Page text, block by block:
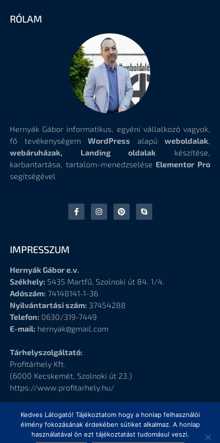
RÓLAM
Hernyák Gábor informatikus, egyéni vállalkozó vagyok,
fő tevékenységem WordPress alapú weboldalak,
webáruházak, Landing oldalak készítése,
karbantartása, tartalom-menedzselése Elementor Pro
segítségével
IMPRESSZUM
Hernyák Gábor e.v.
Székhely: 5435 Martfű, Szolnoki út 84. 1/4.
Adószám: 74148141-1-36
Nyilvántartási szám: 37454288
Telefon: 0630/319-7449
E-mail: hernyak@gmail.com
Tárhelyszolgáltató:
Profitárhely Kft.
(6000 Kecskemét, Szolnoki út 23.)
https://www.profitarhely.hu/
© Hernyák Gábor e.v.
Kedves Látogató! Tájékoztatom hogy a honlap felhasználói
élmény fokozásának érdekében sütiket alkalmaz. A honlap
használatával ön ezt tájékoztatást tudomásul veszi.